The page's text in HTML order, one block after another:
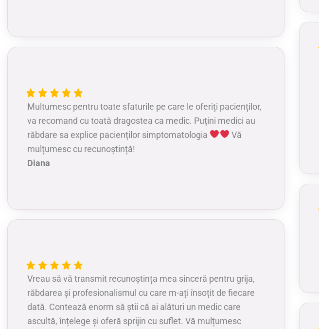
Multumesc pentru toate sfaturile pe care le oferiți pacienților,
va recomand cu toată dragostea ca medic. Puțini medici au
răbdare sa explice pacienților simptomatologia
Vă
mulțumesc cu recunoștință!
Diana
Vreau să vă transmit recunoștința mea sinceră pentru grija,
răbdarea și profesionalismul cu care m-ați însoțit de fiecare
dată. Contează enorm să știi că ai alături un medic care
ascultă, înțelege și oferă sprijin cu suflet. Vă mulțumesc